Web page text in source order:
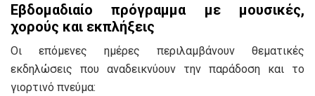
Εβδομαδιαίο πρόγραμμα με μουσικές,
χορούς και εκπλήξεις
Οι επόμενες ημέρες περιλαμβάνουν θεματικές
εκδηλώσεις που αναδεικνύουν την παράδοση και το
γιορτινό πνεύμα: